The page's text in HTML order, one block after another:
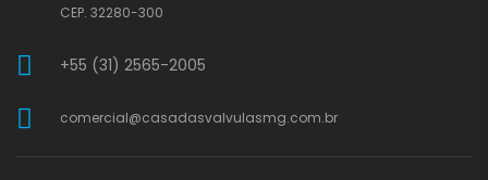
CEP. 32280-300
+55 (31) 2565-2005
comercial@casadasvalvulasmg.com.br